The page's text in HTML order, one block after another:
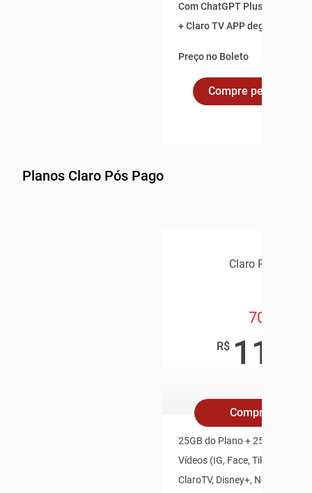
Com ChatGPT Plus incluso
+ Claro TV APP degustação
Preço no Boleto
Compre pelo
Planos Claro Pós Pago
Claro Pós Pago
70GB
R$ 119
Compre Online
25GB do Plano + 25GB Redes
Vídeos (IG, Face, TikTok,
ClaroTV, Disney+, Netflix,